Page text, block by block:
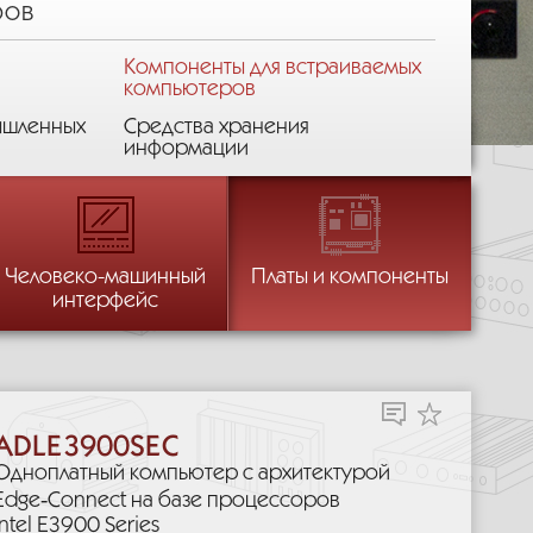
Шасси и платформы
устройства
Средства отображения
информации
Компоненты для встраиваемых
компьютеров
Средства хранения
информации
Человеко-машинный
интерфейс
Платы и компоненты
компьютер с архитектурой
на базе процессоров
Intel E3900 Series